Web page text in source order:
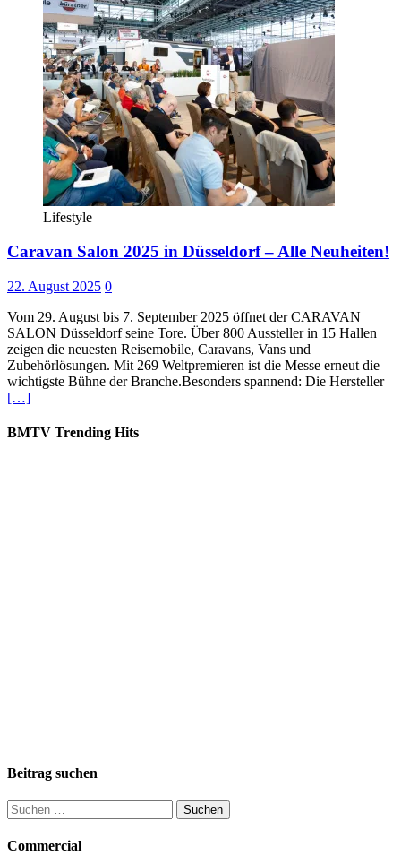
Lifestyle
Caravan Salon 2025 in Düsseldorf – Alle Neuheiten!
22. August 2025 0
Vom 29. August bis 7. September 2025 öffnet der CARAVAN
SALON Düsseldorf seine Tore. Über 800 Aussteller in 15 Hallen
zeigen die neuesten Reisemobile, Caravans, Vans und
Zubehörlösungen. Mit 269 Weltpremieren ist die Messe erneut die
wichtigste Bühne der Branche.Besonders spannend: Die Hersteller
[…]
BMTV Trending Hits
Beitrag suchen
Suchen
nach:
Commercial